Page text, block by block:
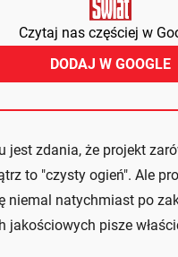
Czytaj nas częściej w
DODAJ W GOOGLE
jest zdania, że projekt
to "czysty ogień". Ale
niemal natychmiast po
jakościowych pisze